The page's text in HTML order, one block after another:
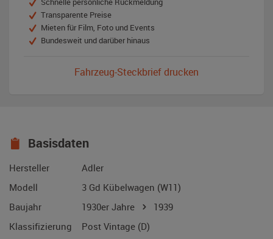
Transparente Preise
Mieten für Film, Foto und Events
Bundesweit und darüber hinaus
Fahrzeug-Steckbrief drucken
Basisdaten
Hersteller
Adler
Modell
3 Gd Kübelwagen (W11)
Baujahr
1930er Jahre
1939
Klassifizierung
Post Vintage (D)